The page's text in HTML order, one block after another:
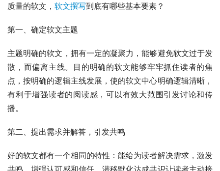
质量的软文， 软文撰写到底有哪些基本要素？
第一、确定软文主题
主题明确的软文，拥有一定的凝聚力，能够避免软文过于发
散，而偏离主线。目的明确的软文能够牢牢抓住读者的焦
点，按明确的逻辑主线发展，使的软文中心明确逻辑清晰，
有利于增强读者的阅读感，可以有效大范围引发讨论和传
播。
第二、提出需求并解答，引发共鸣
好的软文都有一个相同的特性：能给为读者解决需求，激发
共鸣，增强认可感和信任，潜移默化达成共识让读者主动接